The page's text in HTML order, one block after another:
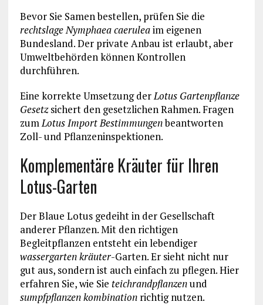
Bevor Sie Samen bestellen, prüfen Sie die
rechtslage Nymphaea caeruleaim eigenen
Bundesland. Der private Anbau ist erlaubt, aber
Umweltbehörden können Kontrollen
durchführen.
Eine korrekte Umsetzung derLotus Gartenpflanze
Gesetzsichert den gesetzlichen Rahmen. Fragen
zumLotus Import Bestimmungenbeantworten
Zoll- und Pflanzeninspektionen.
Komplementäre Kräuter für Ihren
Lotus-Garten
Der Blaue Lotus gedeiht in der Gesellschaft
anderer Pflanzen. Mit den richtigen
Begleitpflanzen entsteht ein lebendiger
wassergarten kräuter-Garten. Er sieht nicht nur
gut aus, sondern ist auch einfach zu pflegen. Hier
erfahren Sie, wie Sie teichrandpflanzenund
sumpfpflanzen kombinationrichtig nutzen.